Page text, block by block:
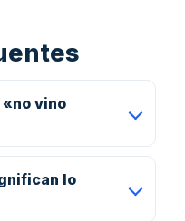
vino
lo